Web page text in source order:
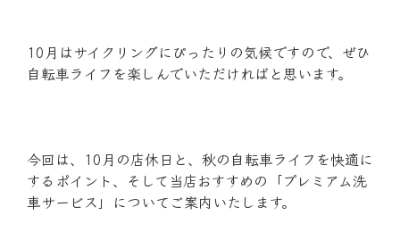
10月はサイクリングにぴったりの気候ですので、ぜひ
自転車ライフを楽しんでいただければと思います。
今回は、10月の店休日と、秋の自転車ライフを快適に
するポイント、そして当店おすすめの「プレミアム洗
車サービス」についてご案内いたします。